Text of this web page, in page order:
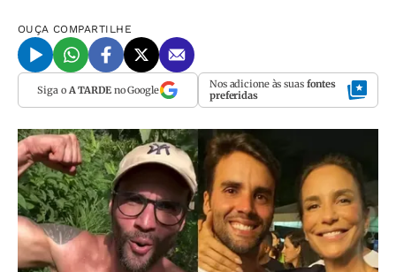
OUÇA COMPARTILHE
Siga o A TARDEno Google Nos adicione às suas fontes
preferidas